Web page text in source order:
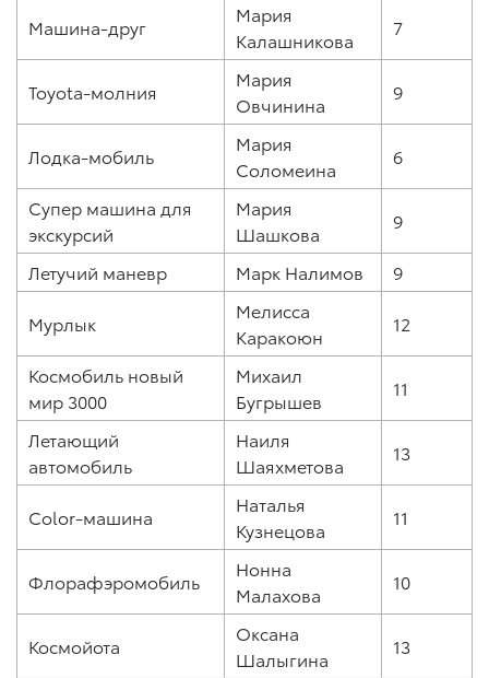
Машина-друг
Мария
Калашникова
7
Toyota-молния
Мария
Овчинина
9
Лодка-мобиль
Мария
Соломеина
6
Супер машина для
экскурсий
Мария
Шашкова
9
Летучий маневр Марк Налимов 9
Мурлык
Мелисса
Каракоюн
12
Космобиль новый
мир 3000
Михаил
Бугрышев
11
Летающий
автомобиль
Наиля
Шаяхметова
13
Color-машина
Наталья
Кузнецова
11
Флорафэромобиль
Нонна
Малахова
10
Космойота
Оксана
Шалыгина
13